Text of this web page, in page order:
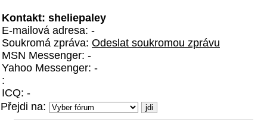
Kontakt: sheliepaley
E-mailová adresa: -
Soukromá zpráva: Odeslat soukromou zprávu
MSN Messenger: -
Yahoo Messenger: -
:
ICQ: -
Přejdi na: